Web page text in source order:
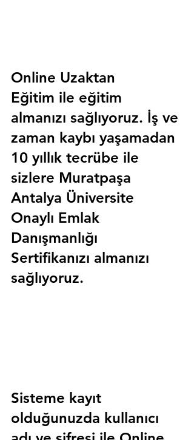
Online Uzaktan
Eğitim ile eğitim
almanızı sağlıyoruz. İş ve
zaman kaybı yaşamadan
10 yıllık tecrübe ile
sizlere Muratpaşa
Antalya Üniversite
Onaylı Emlak
Danışmanlığı
Sertifikanızı almanızı
sağlıyoruz.
Sisteme kayıt
olduğunuzda kullanıcı